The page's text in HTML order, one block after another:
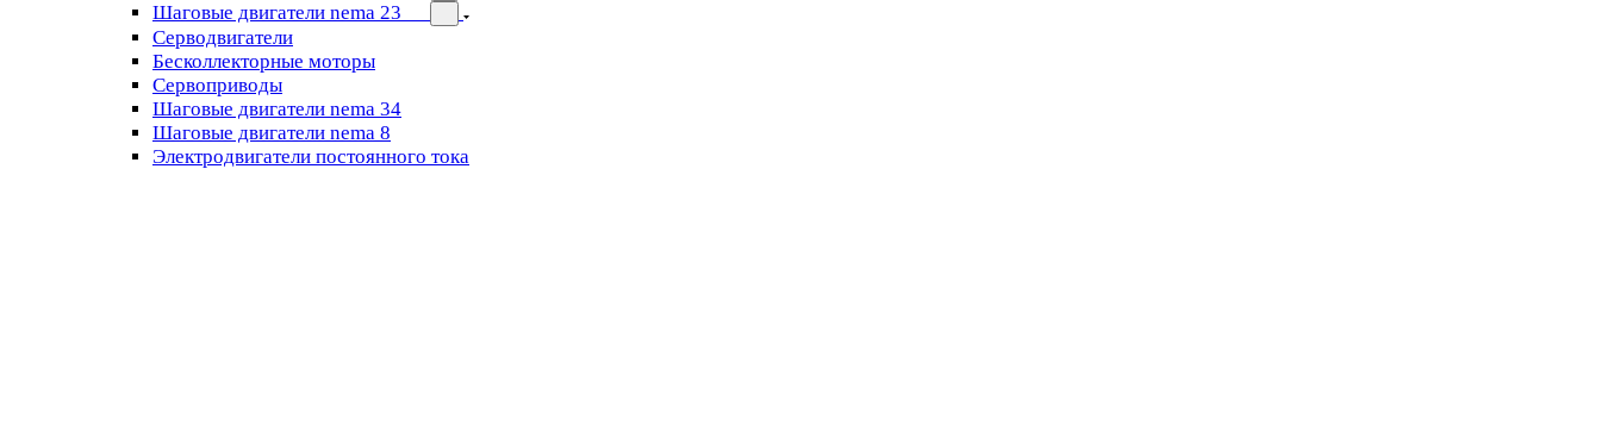
Шаговые двигатели nema 23
Cерводвигатели
Бесколлекторные моторы
Сервоприводы
Шаговые двигатели nema 34
Шаговые двигатели nema 8
Электродвигатели постоянного тока